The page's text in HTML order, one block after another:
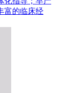
富的临床经